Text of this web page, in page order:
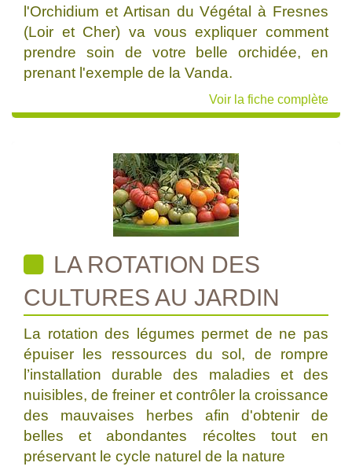
l'Orchidium et Artisan du Végétal à Fresnes
(Loir et Cher) va vous expliquer comment
prendre soin de votre belle orchidée, en
prenant l'exemple de la Vanda.
Voir la fiche complète
LA ROTATION DES
CULTURES AU JARDIN
La rotation des légumes permet de ne pas
épuiser les ressources du sol, de rompre
l’installation durable des maladies et des
nuisibles, de freiner et contrôler la croissance
des mauvaises herbes afin d'obtenir de
belles et abondantes récoltes tout en
préservant le cycle naturel de la nature